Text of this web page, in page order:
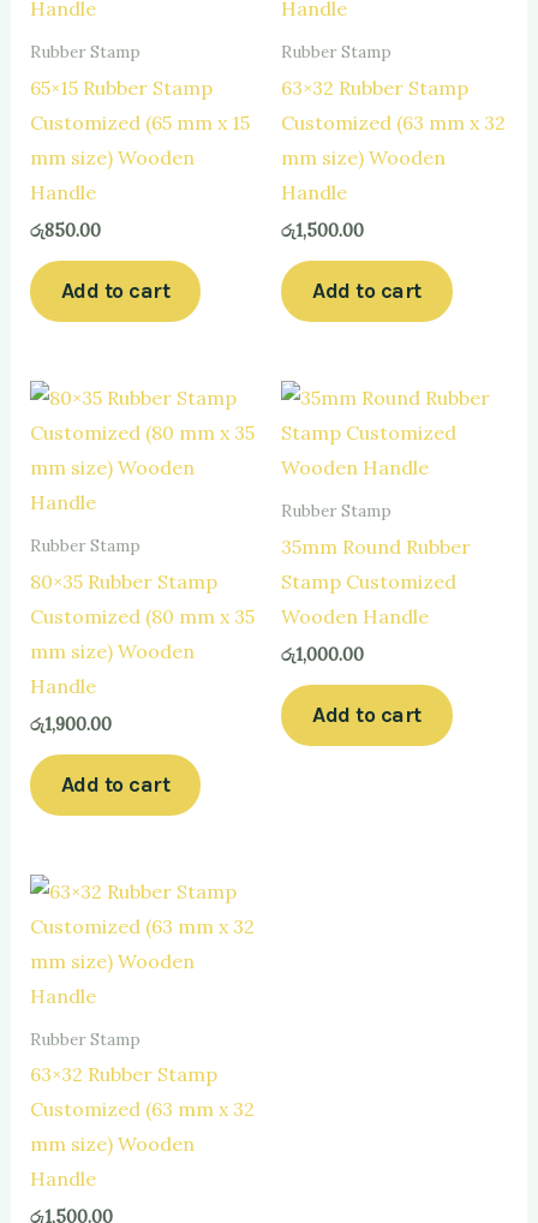
Rubber Stamp
65×15 Rubber Stamp
Customized (65 mm x 15
mm size) Wooden
Handle
රු850.00
Add to cart
Rubber Stamp
63×32 Rubber Stamp
Customized (63 mm x 32
mm size) Wooden
Handle
රු1,500.00
Add to cart
Rubber Stamp
80×35 Rubber Stamp
Customized (80 mm x 35
mm size) Wooden
Handle
රු1,900.00
Add to cart
Rubber Stamp
35mm Round Rubber
Stamp Customized
Wooden Handle
රු1,000.00
Add to cart
Rubber Stamp
63×32 Rubber Stamp
Customized (63 mm x 32
mm size) Wooden
Handle
රු1,500.00